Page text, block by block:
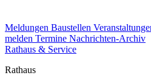
Meldungen Baustellen
melden Termine Nachrichten-Archiv
Rathaus & Service
Rathaus